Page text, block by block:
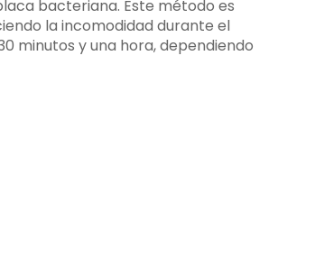
bacteriana. Este método es
la incomodidad durante el
minutos y una hora, dependiendo